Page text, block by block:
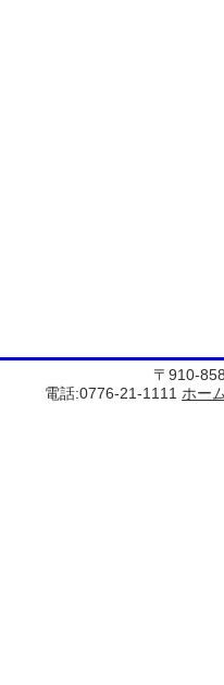
〒910-
電話:0776-21-1111 ホー